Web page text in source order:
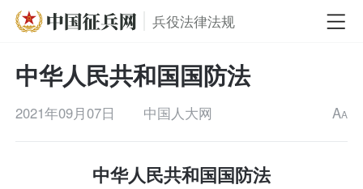
兵役法律法规
中华人民共和国国防法
2021年09月07日 中国人大网 AA
中华人民共和国国防法